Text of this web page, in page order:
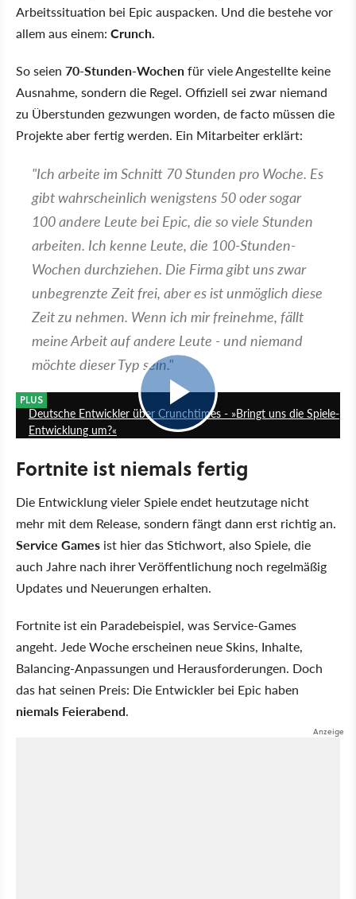
Arbeitssituation bei Epic auspacken. Und die bestehe vor
allem aus einem: Crunch.
So seien 70-Stunden-Wochenfür viele Angestellte keine
Ausnahme, sondern die Regel. Offiziell sei zwar niemand
zu Überstunden gezwungen worden, de facto müssen die
Projekte aber fertig werden. Ein Mitarbeiter erklärt:
"Ich arbeite im Schnitt 70 Stunden pro Woche. Es
gibt wahrscheinlich wenigstens 50 oder sogar
100 andere Leute bei Epic, die so viele Stunden
arbeiten. Ich kenne Leute, die 100-Stunden-
Wochen durchziehen. Die Firma gibt uns zwar
unbegrenzte Zeit frei, aber es ist unmöglich diese
Zeit zu nehmen. Wenn ich mir freinehme, fällt
meine Arbeit auf andere Leute - und niemand
möchte dieser Typ sein."
PLUS
Deutsche Entwickler über Crunchtimes - »Bringt uns die Spiele-
Entwicklung um?«
Fortnite ist niemals fertig
Die Entwicklung vieler Spiele endet heutzutage nicht
mehr mit dem Release, sondern fängt dann erst richtig an.
Service Games ist hier das Stichwort, also Spiele, die
auch Jahre nach ihrer Veröffentlichung noch regelmäßig
Updates und Neuerungen erhalten.
Fortnite ist ein Paradebeispiel, was Service-Games
angeht. Jede Woche erscheinen neue Skins, Inhalte,
Balancing-Anpassungen und Herausforderungen. Doch
das hat seinen Preis: Die Entwickler bei Epic haben
niemals Feierabend.